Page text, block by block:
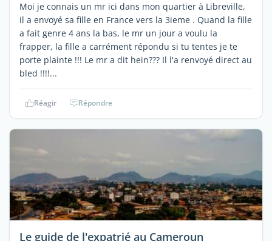
Moi je connais un mr ici dans mon quartier à Libreville,
il a envoyé sa fille en France vers la 3ieme . Quand la fille
a fait genre 4 ans la bas, le mr un jour a voulu la
frapper, la fille a carrément répondu si tu tentes je te
porte plainte !!! Le mr a dit hein??? Il l'a renvoyé direct au
bled !!!!...
Réagir Répondre
Le guide de l'expatrié au Cameroun